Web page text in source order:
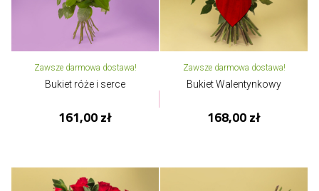
Zawsze darmowa dostawa!
Bukiet róże i serce
161,00 zł
Zawsze darmowa dostawa!
Bukiet Walentynkowy
168,00 zł